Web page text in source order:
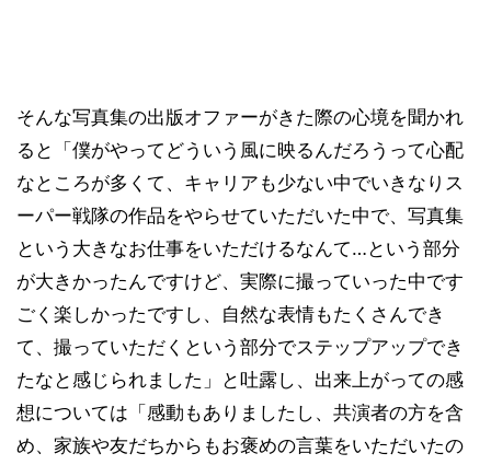
そんな写真集の出版オファーがきた際の心境を聞かれ
ると「僕がやってどういう風に映るんだろうって心配
なところが多くて、キャリアも少ない中でいきなりス
ーパー戦隊の作品をやらせていただいた中で、写真集
という大きなお仕事をいただけるなんて…という部分
が大きかったんですけど、実際に撮っていった中です
ごく楽しかったですし、自然な表情もたくさんでき
て、撮っていただくという部分でステップアップでき
たなと感じられました」と吐露し、出来上がっての感
想については「感動もありましたし、共演者の方を含
め、家族や友だちからもお褒めの言葉をいただいたの